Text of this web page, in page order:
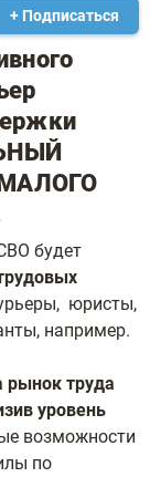
+ Подписаться
будет
юристы,
например.
рынок труда
уровень
возможности
по